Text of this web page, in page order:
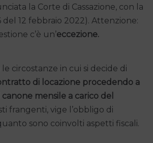
la Corte di Cassazione, con la
del 12 febbraio 2022). Attenzione:
c’è un’eccezione.
circostanze in cui si decide di
di locazione procedendo a
mensile a carico del
frangenti, vige l’obbligo di
sono coinvolti aspetti fiscali.